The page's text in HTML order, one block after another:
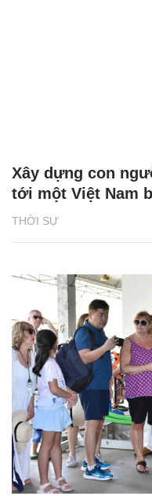
THỜI SỰ
Xây dựng con
tới một Việt Nam